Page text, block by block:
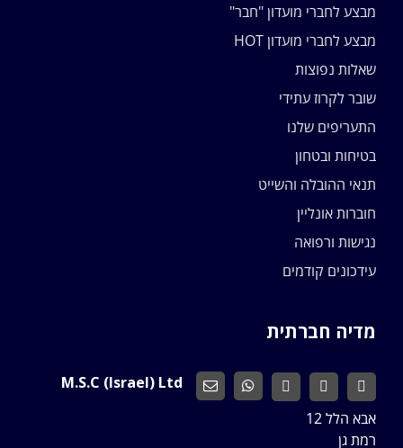
מבצע לחברי מועדון "חבר"
מבצע לחברי מועדון HOT
שאלות נפוצות
שובר לקרוז עתידי
התעריפים שלנו
בטיחות ובטחון
תנאי ההובלה והשייט
חוברות אונליין
נגישות ורפואה
עידכונים קודמים
מדיה חברתית
M.S.C (Israel) Ltd
אבא הלל 12
רמת גן